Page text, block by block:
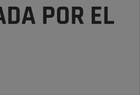
POR EL